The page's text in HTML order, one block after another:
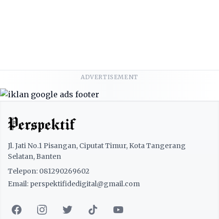
ADVERTISEMENT
Jl. Jati No.1 Pisangan, Ciputat Timur, Kota Tangerang
Selatan, Banten
Telepon: 081290269602
Email: perspektifidedigital@gmail.com